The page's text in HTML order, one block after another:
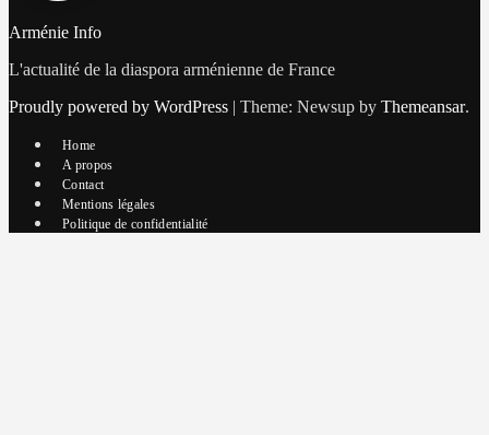
Arménie Info
L'actualité de la diaspora arménienne de France
Proudly powered by WordPress | Theme: Newsup by Themeansar.
Home
A propos
Contact
Mentions légales
Politique de confidentialité